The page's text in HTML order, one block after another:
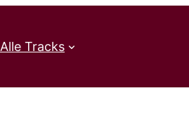
Alle Tracks